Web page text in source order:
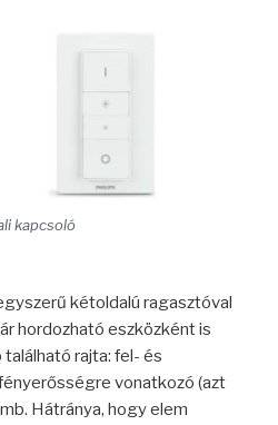
kapcsoló
kétoldalú ragasztóval
hordozható eszközként is
rajta: fel- és
vonatkozó (azt
Hátránya, hogy elem